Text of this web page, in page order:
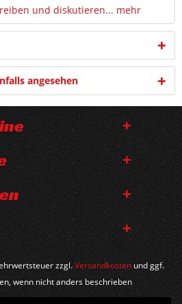
und diskutieren... mehr
angesehen
zzgl.Versandkosten und ggf.
wenn nicht anders beschrieben